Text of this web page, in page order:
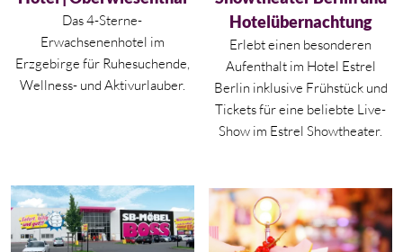
Das 4-Sterne-
Erwachsenenhotel im
Erzgebirge für Ruhesuchende,
Wellness- und Aktivurlauber.
Hotelübernachtung
Erlebt einen besonderen
Aufenthalt im Hotel Estrel
Berlin inklusive Frühstück und
Tickets für eine beliebte Live-
Show im Estrel Showtheater.